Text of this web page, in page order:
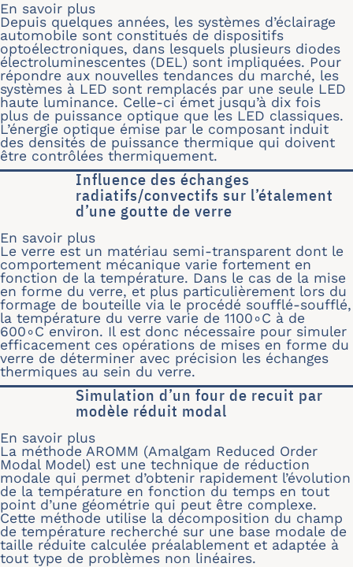
En savoir plus
Depuis quelques années, les systèmes d’éclairage
automobile sont constitués de dispositifs
optoélectroniques, dans lesquels plusieurs diodes
électroluminescentes (DEL) sont impliquées. Pour
répondre aux nouvelles tendances du marché, les
systèmes à LED sont remplacés par une seule LED
haute luminance. Celle-ci émet jusqu’à dix fois
plus de puissance optique que les LED classiques.
L’énergie optique émise par le composant induit
des densités de puissance thermique qui doivent
être contrôlées thermiquement.
Influence des échanges
radiatifs/convectifs sur l’étalement
d’une goutte de verre
En savoir plus
Le verre est un matériau semi-transparent dont le
comportement mécanique varie fortement en
fonction de la température. Dans le cas de la mise
en forme du verre, et plus particulièrement lors du
formage de bouteille via le procédé soufflé-soufflé,
la température du verre varie de 1100∘C à de
600∘C environ. Il est donc nécessaire pour simuler
efficacement ces opérations de mises en forme du
verre de déterminer avec précision les échanges
thermiques au sein du verre.
Simulation d’un four de recuit par
modèle réduit modal
En savoir plus
La méthode AROMM (Amalgam Reduced Order
Modal Model) est une technique de réduction
modale qui permet d’obtenir rapidement l’évolution
de la température en fonction du temps en tout
point d’une géométrie qui peut être complexe.
Cette méthode utilise la décomposition du champ
de température recherché sur une base modale de
taille réduite calculée préalablement et adaptée à
tout type de problèmes non linéaires.